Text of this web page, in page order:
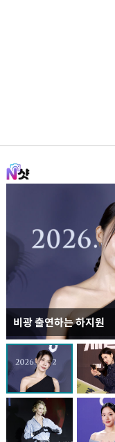
비광 출연하는 하지원
이재명 대통령, "수사
선 다해 강구해야"